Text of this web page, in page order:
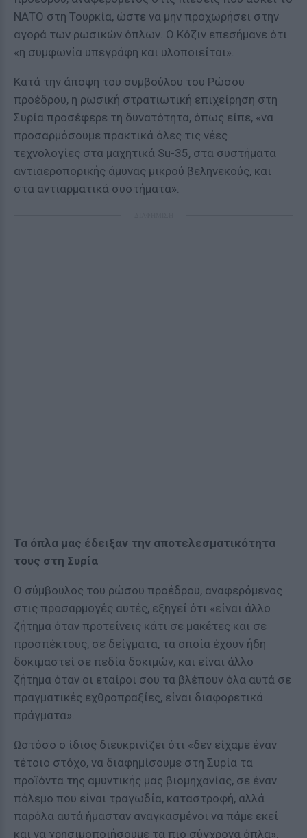
ΝΑΤΟ στη Τουρκία, ώστε να μην προχωρήσει στην
αγορά των ρωσικών όπλων. Ο Κόζιν επεσήμανε ότι
«η συμφωνία υπεγράφη και υλοποιείται».
Κατά την άποψη του συμβούλου του Ρώσου
προέδρου, η ρωσική στρατιωτική επιχείρηση στη
Συρία προσέφερε τη δυνατότητα, όπως είπε, «να
προσαρμόσουμε πρακτικά όλες τις νέες
τεχνολογίες στα μαχητικά Su-35, στα συστήματα
αντιαεροπορικής άμυνας μικρού βεληνεκούς, και
στα αντιαρματικά συστήματα».
Τα όπλα μας έδειξαν την αποτελεσματικότητα
τους στη Συρία
Ο σύμβουλος του ρώσου προέδρου, αναφερόμενος
στις προσαρμογές αυτές, εξηγεί ότι «είναι άλλο
ζήτημα όταν προτείνεις κάτι σε μακέτες και σε
προσπέκτους, σε δείγματα, τα οποία έχουν ήδη
δοκιμαστεί σε πεδία δοκιμών, και είναι άλλο
ζήτημα όταν οι εταίροι σου τα βλέπουν όλα αυτά σε
πραγματικές εχθροπραξίες, είναι διαφορετικά
πράγματα».
Ωστόσο ο ίδιος διευκρινίζει ότι «δεν είχαμε έναν
τέτοιο στόχο, να διαφημίσουμε στη Συρία τα
προϊόντα της αμυντικής μας βιομηχανίας, σε έναν
πόλεμο που είναι τραγωδία, καταστροφή, αλλά
παρόλα αυτά ήμασταν αναγκασμένοι να πάμε εκεί
και να χρησιμοποιήσουμε τα πιο σύγχρονα όπλα».